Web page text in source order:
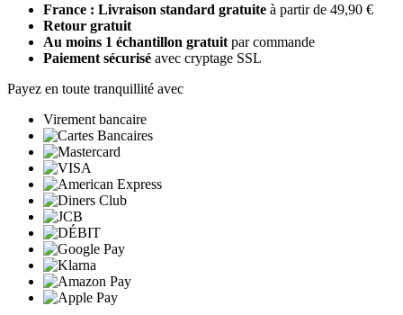
France : Livraison standard gratuite à partir de 49,90 €
Retour gratuit
Au moins 1 échantillon gratuit par commande
Paiement sécurisé avec cryptage SSL
Payez en toute tranquillité avec
Virement bancaire